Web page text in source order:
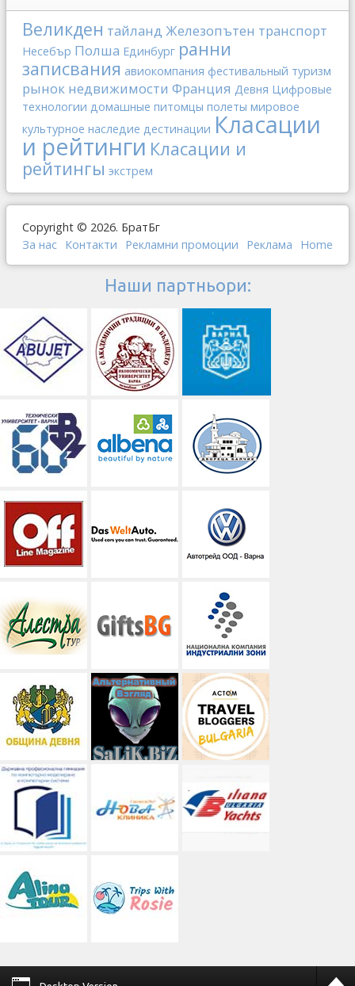
Великден тайланд Железопътен транспорт
Несебър Полша Единбург ранни
записвания авиокомпания фестивальный туризм
рынок недвижимости Франция Девня Цифровые
технологии домашные питомцы полеты мировое
культурное наследие дестинации Класации
и рейтинги Класации и
рейтингы экстрем
Copyright © 2026. БратБг
За нас Контакти Рекламни промоции Реклама Home
Наши партньори: